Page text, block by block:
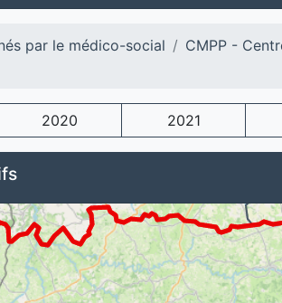
par le médico-social
CMPP -
2020 2021